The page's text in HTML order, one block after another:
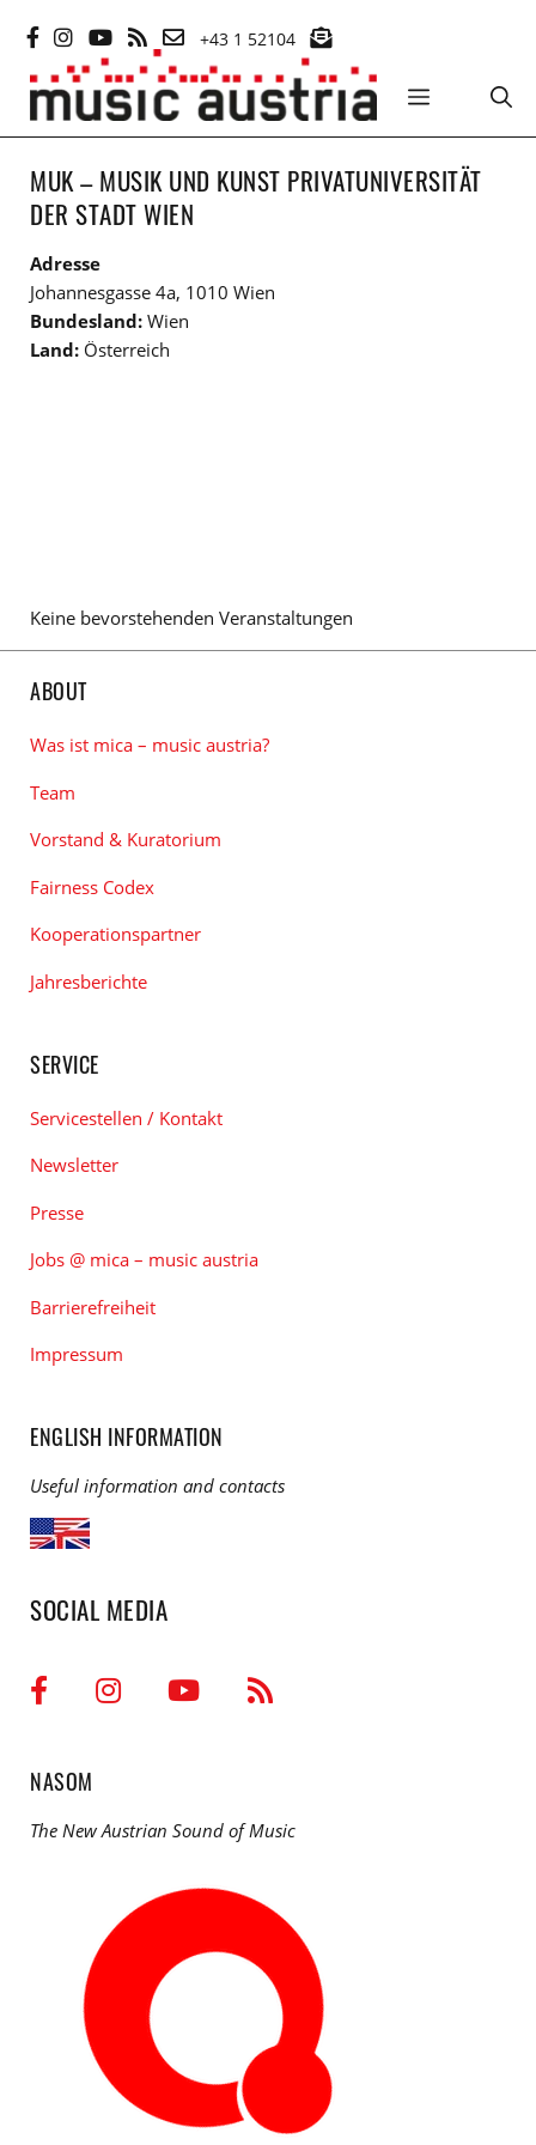
Inhalt
springen
+43 1 52104
MENÜ
MUK – MUSIK UND KUNST PRIVATUNIVERSITÄT
DER STADT WIEN
Adresse
Johannesgasse 4a, 1010 Wien
Bundesland: Wien
Land: Österreich
Keine bevorstehenden Veranstaltungen
ABOUT
Was ist mica – music austria?
Team
Vorstand & Kuratorium
Fairness Codex
Kooperationspartner
Jahresberichte
SERVICE
Servicestellen / Kontakt
Newsletter
Presse
Jobs @ mica – music austria
Barrierefreiheit
Impressum
ENGLISH INFORMATION
Useful information and contacts
SOCIAL MEDIA
NASOM
The New Austrian Sound of Music